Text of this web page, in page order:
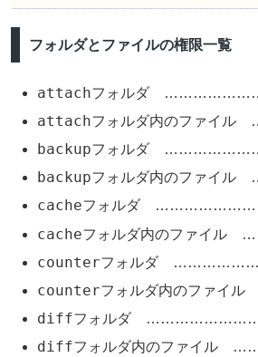
フォルダとファイルの権限一覧
attachフォルダ
attachフォルダ内のファイル
backupフォルダ
backupフォルダ内のファイル
cacheフォルダ
cacheフォルダ内のファイル
counterフォルダ
counterフォルダ内のファイル
diffフォルダ
diffフォルダ内のファイル